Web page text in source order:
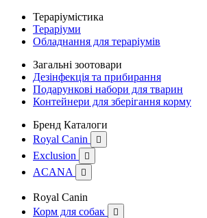
Тераріумістика
Тераріуми
Обладнання для тераріумів
Загальні зоотовари
Дезінфекція та прибирання
Подарункові набори для тварин
Контейнери для зберігання корму
Бренд Каталоги
Royal Canin

Exclusion 
ACANA 
Royal Canin
Корм для собак
